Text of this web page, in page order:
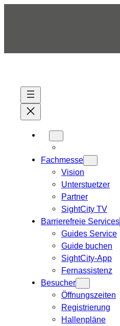
Fachmesse
Vision
Unterstuetzer
Partner
SightCity TV
Barrierefreie Services
Guides Service
Guide buchen
SightCity-App
Fernassistenz
Besucher
Öffnungszeiten
Registrierung
Hallenpläne